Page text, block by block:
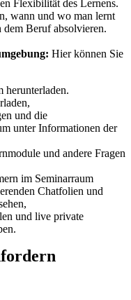
Flexibilität des Lernens.
wann und wo man lernt
dem Beruf absolvieren.
Hier können Sie
herunterladen.
und die
unter Informationen der
und andere Fragen
im Seminarraum
Chatfolien und
und live private